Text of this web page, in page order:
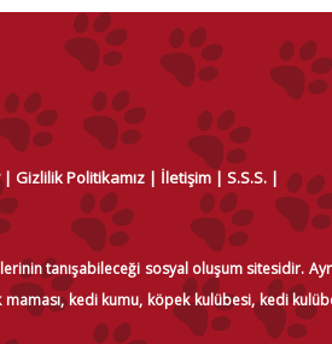
Gizlilik Politikamız İletişim S.S.S.
tanışabileceği sosyal oluşum sitesidir.
kedi kumu, köpek kulübesi, kedi